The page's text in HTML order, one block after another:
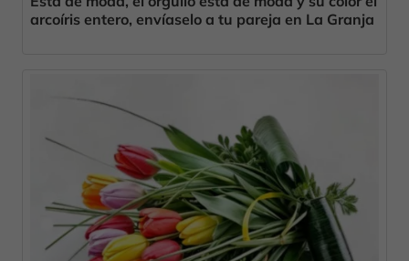
arcoíris entero, envíaselo a tu pareja en La Granja